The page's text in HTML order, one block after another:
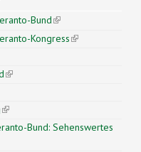
Bund(link is
external)
Kongress(link is
external)
(link is external)
external)
(link is external)
Bund: Sehenswertes